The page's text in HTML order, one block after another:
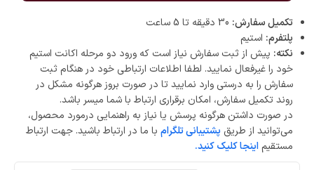
تکمیل سفارش:
پلتفرم: استیم
نکته: پیش از ثبت سفارش نیاز است که ورود دو مرحله اکانت استیم
خود را غیرفعال نمایید. لطفا اطلاعات ارتباطی خود در هنگام ثبت
سفارش را به درستی وارد نمایید تا در صورت بروز هرگونه مشکل در
روند تکمیل سفارش، امکان برقراری ارتباط با شما میسر باشد.
در صورت داشتن هرگونه پرسش یا نیاز به راهنمایی درمورد محصول،
می‌توانید از طریق پشتیبانی تلگرام با ما در ارتباط باشید. جهت ارتباط
مستقیم اینجا کلیک کنید.